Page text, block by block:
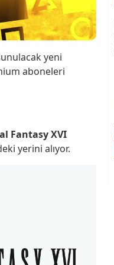
yeni
aboneleri
Fantasy XVI
yerini alıyor.